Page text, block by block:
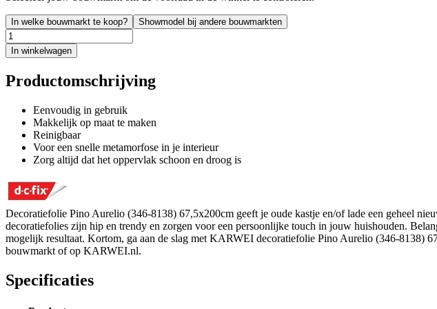
In welke bouwmarkt te koop? Showmodel bij andere bouwmarkten
In winkelwagen
Productomschrijving
Eenvoudig in gebruik
Makkelijk op maat te maken
Reinigbaar
Voor een snelle metamorfose in je interieur
Zorg altijd dat het oppervlak schoon en droog is
Decoratiefolie Pino Aurelio (346-8138) 67,5x200cm geeft je oude kastje en/of lade een geheel
decoratiefolies zijn hip en trendy en zorgen voor een persoonlijke touch in jouw huishouden.
mogelijk resultaat. Kortom, ga aan de slag met KARWEI decoratiefolie Pino Aurelio (346-8138)
bouwmarkt of op KARWEI.nl.
Specificaties